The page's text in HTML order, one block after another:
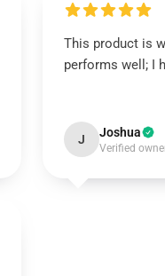
This product is
performs well; I
J Joshua
Verified